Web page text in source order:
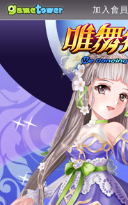
加入會員